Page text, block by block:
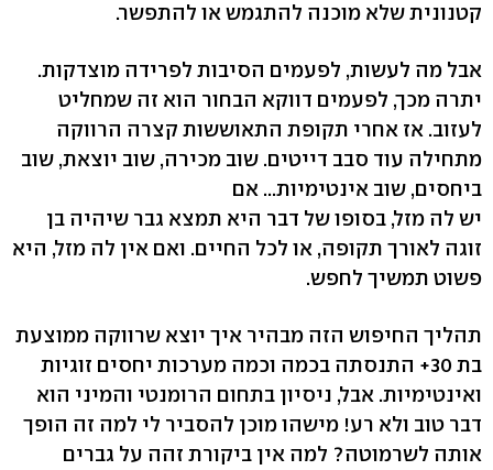
קטנונית שלא מוכנה להתגמש או להתפשר.
אבל מה לעשות, לפעמים הסיבות לפרידה מוצדקות.
יתרה מכך, לפעמים דווקא הבחור הוא זה שמחליט
לעזוב. אז אחרי תקופת התאוששות קצרה הרווקה
מתחילה עוד סבב דייטים. שוב מכירה, שוב יוצאת, שוב
ביחסים, שוב אינטימיות... אם
יש לה מזל, בסופו של דבר היא תמצא גבר שיהיה בן
זוגה לאורך תקופה, או לכל החיים. ואם אין לה מזל, היא
פשוט תמשיך לחפש.
תהליך החיפוש הזה מבהיר איך יוצא שרווקה ממוצעת
בת 30+ התנסתה בכמה וכמה מערכות יחסים זוגיות
ואינטימיות. אבל, ניסיון בתחום הרומנטי והמיני הוא
דבר טוב ולא רע! מישהו מוכן להסביר לי למה זה הופך
אותה לשרמוטה? למה אין ביקורת זהה על גברים